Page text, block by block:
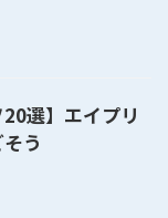
20選】エイプリ
う